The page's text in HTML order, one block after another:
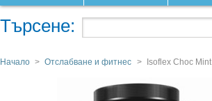
Търсене:
Начало > Отслабване и фитнес > Isoflex Choc Mint